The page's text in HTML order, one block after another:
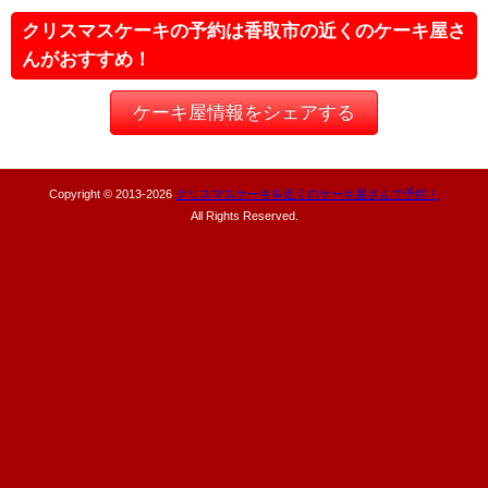
クリスマスケーキの予約は香取市の近くのケーキ屋さ
んがおすすめ！
ケーキ屋情報をシェアする
Copyright © 2013-2026 クリスマスケーキを近くのケーキ屋さんで予約！
All Rights Reserved.